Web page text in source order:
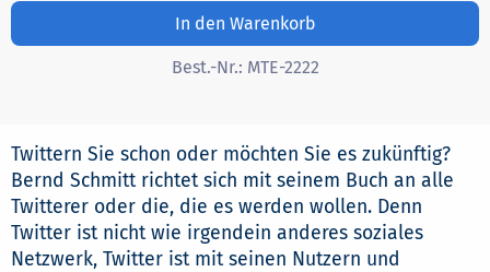
In den Warenkorb
Best.-Nr.: MTE-2222
Twittern Sie schon oder möchten Sie es zukünftig?
Bernd Schmitt richtet sich mit seinem Buch an alle
Twitterer oder die, die es werden wollen. Denn
Twitter ist nicht wie irgendein anderes soziales
Netzwerk, Twitter ist mit seinen Nutzern und